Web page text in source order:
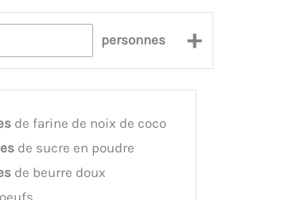
personnes +
de farine de noix de coco
de sucre en poudre
de beurre doux